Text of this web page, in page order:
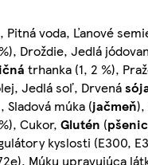
Pitná voda, Ľanové
Droždie, Jedlá
trhanka (1, 2 %),
Jedlá soľ, Drvená
Sladová múka (jačmeň),
Cukor, Glutén (
kyslosti (E300,
Múku upravujúca